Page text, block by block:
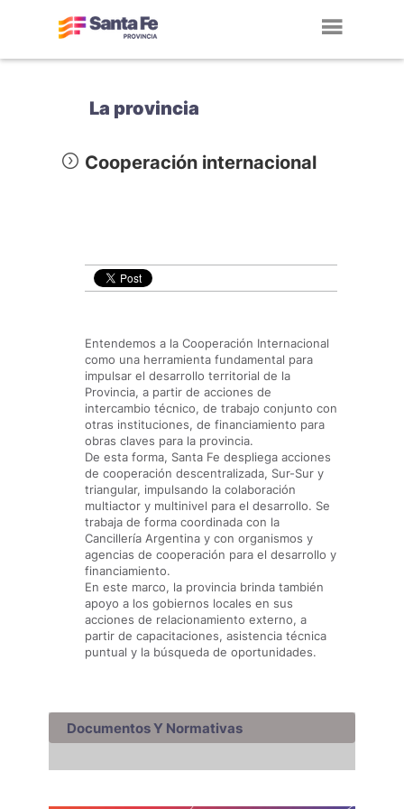
La provincia
Cooperación internacional
Entendemos a la Cooperación Internacional
como una herramienta fundamental para
impulsar el desarrollo territorial de la
Provincia, a partir de acciones de
intercambio técnico, de trabajo conjunto con
otras instituciones, de financiamiento para
obras claves para la provincia.
De esta forma, Santa Fe despliega acciones
de cooperación descentralizada, Sur-Sur y
triangular, impulsando la colaboración
multiactor y multinivel para el desarrollo. Se
trabaja de forma coordinada con la
Cancillería Argentina y con organismos y
agencias de cooperación para el desarrollo y
financiamiento.
En este marco, la provincia brinda también
apoyo a los gobiernos locales en sus
acciones de relacionamiento externo, a
partir de capacitaciones, asistencia técnica
puntual y la búsqueda de oportunidades.
Documentos Y Normativas